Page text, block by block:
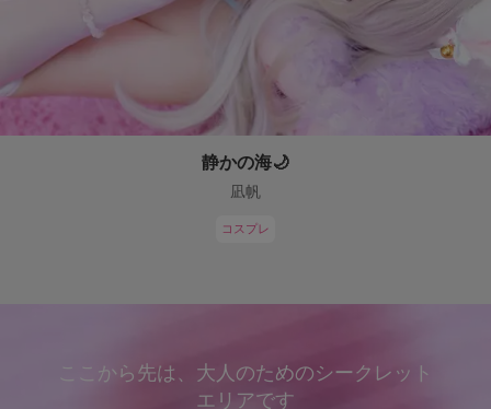
静かの海🌙
凪帆
コスプレ
ここから先は、大人のためのシークレット
エリアです